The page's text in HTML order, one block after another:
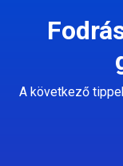
A következő